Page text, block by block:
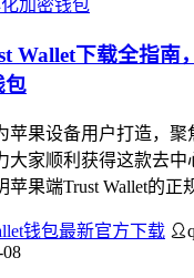
Wallet下载全指南
包
苹果设备用户打造，聚
大家顺利获得这款去中
苹果端Trust Wallet的正
钱包最新官方下载
08